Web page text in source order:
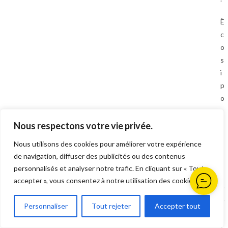
Nous respectons votre vie privée.
Nous utilisons des cookies pour améliorer votre expérience
de navigation, diffuser des publicités ou des contenus
personnalisés et analyser notre trafic. En cliquant sur « Tout
accepter », vous consentez à notre utilisation des cookies.
Personnaliser Tout rejeter Accepter tout
È
c
o
s
ì
p
o
s
e
e